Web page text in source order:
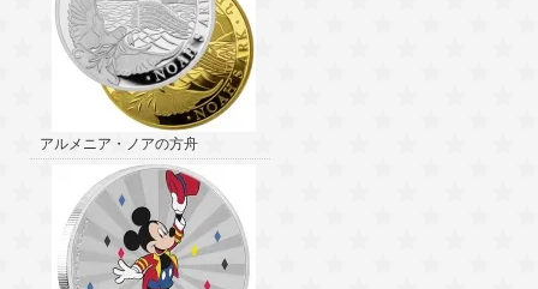
アルメニア・ノアの方舟